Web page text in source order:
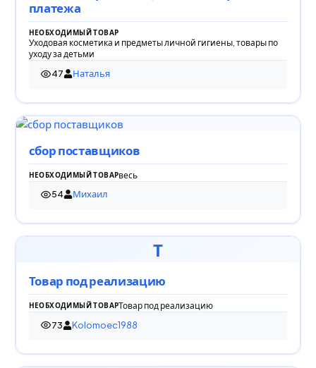
платежа
НЕОБХОДИМЫЙ ТОВАР
Уходовая косметика и предметы личной гигиены, товары по
уходу за детьми
47
47 просмотров
Наталья
сбор поставщиков
НЕОБХОДИМЫЙ ТОВАРвесь
54
54 просмотра
Михаил
Т
Товар под реализацию
НЕОБХОДИМЫЙ ТОВАРТовар под реализацию
73
73 просмотраKolomoec1988